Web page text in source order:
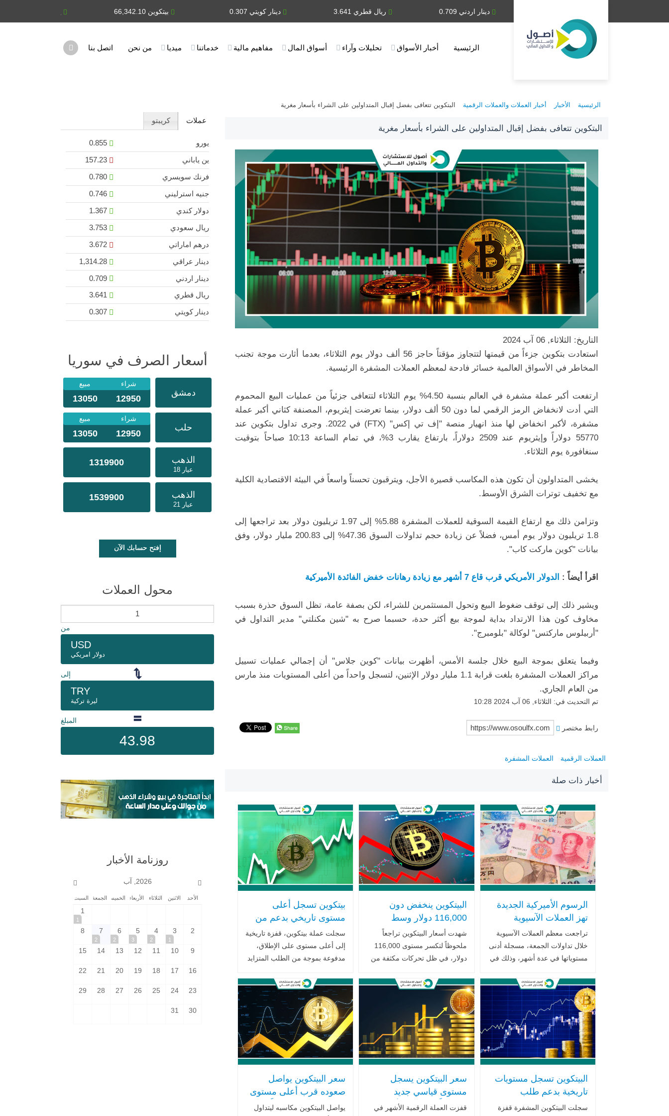
بيتكوين 66,342.10 يورو 0.855 دينار اردني 0.709 ريال قطري 3.641 دينار كويتي 0.307
الرئيسية أخبار الأسواق تحليلات وآراء أسواق المال مفاهيم مالية خدماتنا ميديا من نحن اتصل بنا
الرئيسية الأخبار أخبار العملات والعملات الرقمية البتكوين تتعافى بفضل إقبال المتداولين على الشراء بأسعار مغرية
البتكوين تتعافى بفضل إقبال المتداولين على الشراء بأسعار مغرية
التاريخ: الثلاثاء, 06 آب 2024
استعادت بتكوين جزءاً من قيمتها لتتجاوز مؤقتاً حاجز 56 ألف دولار يوم الثلاثاء، بعدما أثارت موجة تجنب
المخاطر في الأسواق العالمية خسائر فادحة لمعظم العملات المشفرة الرئيسية.
ارتفعت أكبر عملة مشفرة في العالم بنسبة 4.50% يوم الثلاثاء لتتعافى جزئياً من عمليات البيع المحموم
التي أدت لانخفاض الرمز الرقمي لما دون 50 ألف دولار، بينما تعرضت إيثريوم، المصنفة كثاني أكبر عملة
مشفرة، لأكبر انخفاض لها منذ انهيار منصة "إف تي إكس" (FTX) في 2022. وجرى تداول بتكوين عند
55770 دولاراً وإيثريوم عند 2509 دولاراً، بارتفاع يقارب 3%، في تمام الساعة 10:13 صباحاً بتوقيت
سنغافورة يوم الثلاثاء.
يخشى المتداولون أن تكون هذه المكاسب قصيرة الأجل، ويترقبون تحسناً واسعاً في البيئة الاقتصادية الكلية
مع تخفيف توترات الشرق الأوسط.
وتزامن ذلك مع ارتفاع القيمة السوقية للعملات المشفرة 5.88% إلى 1.97 تريليون دولار بعد تراجعها إلى
1.8 تريليون دولار يوم أمس، فضلاً عن زيادة حجم تداولات السوق 47.36% إلى 200.83 مليار دولار، وفق
بيانات "كوين ماركت كاب".
اقرأ أيضاً : الدولار الأمريكي قرب قاع 7 أشهر مع زيادة رهانات خفض الفائدة الأميركية
ويشير ذلك إلى توقف ضغوط البيع وتحول المستثمرين للشراء، لكن بصفة عامة، تظل السوق حذرة بسبب
مخاوف كون هذا الارتداد بداية لموجة بيع أكثر حدة، حسبما صرح به "شين مكنلتي" مدير التداول في
"أربيلوس ماركتس" لوكالة "بلومبرج".
وفيما يتعلق بموجة البيع خلال جلسة الأمس، أظهرت بيانات "كوين جلاس" أن إجمالي عمليات تسييل
مراكز العملات المشفرة بلغت قرابة 1.1 مليار دولار الإثنين، لتسجل واحداً من أعلى المستويات منذ مارس
من العام الجاري.
تم التحديث في: الثلاثاء, 06 آب 2024 10:28
رابط مختصر
العملات الرقمية العملات المشفرة
أخبار ذات صلة
الرسوم الأميركية الجديدة
تهز العملات الآسيوية
وتدفعها لأدنى مستوياتها منذ
شهور
تراجعت معظم العملات الآسيوية
خلال تداولات الجمعة، مسجلة أدنى
مستوياتها في عدة أشهر، وذلك في
الإقليمية عالية المخاطر، بعد أن
فرضت الولايات المتحدة الأمريكية
.. اقرأ المزيد
البيتكوين ينخفض دون
116,000 دولار وسط
تحركات مؤسسية وترقب
تقرير تنظيمي أمريكي
مرتقب
شهدت أسعار البيتكوين تراجعاً
ملحوظاً لتكسر مستوى 116,000
دولار، في ظل تحركات مكثفة من
واستمرار حالة الحذر قبيل اجتماع
حاسم لمجلس الاحتياطي الفيدرالي
الأمريكي .. اقرأ المزيد
بيتكوين تسجل أعلى
مستوى تاريخي بدعم من
الطلب المؤسسي
والسياسات الداعمة لإدارة
ترامب
سجلت عملة بيتكوين، قفزة تاريخية
إلى أعلى مستوى على الإطلاق،
مدفوعة بموجة من الطلب المتزايد
والسياسات المؤيدة للعملات
المشفرة التي تتبناها إدارة .. اقرأ
المزيد
البيتكوين تسجل مستويات
تاريخية بدعم طلب
مؤسسي وسياسات ترامب
سجلت البيتكوين المشفرة قفزة
سعر البيتكوين يسجل
مستوى قياسي جديد
متجاوزاً حاجز 112 ألف
قفزت العملة الرقمية الأشهر في
سعر البيتكوين يواصل
صعوده قرب أعلى مستوى
على الإطلاق مدعوماً بتقدم
يواصل البيتكوين مكاسبه ليتداول
عملات كريبتو
يورو
ين ياباني
فرنك سويسري
جنيه استرليني
دولار كندي
ريال سعودي
درهم اماراتي
دينار عراقي
دينار اردني
ريال قطري
دينار كويتي
أسعار الصرف في سوريا
دمشق
شراء مبيع
12950
13050
حلب
شراء مبيع
12950
13050
الذهب
عيار 18
1319900
الذهب
عيار 21
1539900
إفتح حسابك الآن
محول العملات
من
USD
دولار امريكي
إلى
TRY
ليرة تركية
المبلغ
43.98
روزنامة الأخبار
2026, آب
الأحد الاثنين الثلاثاء الأربعاء الخميس الجمعة السبت
1
1
2
3
1
4
2
5
3
6
2
7
2
8
9
10
11
12
13
14
15
16
17
18
19
20
21
22
23
24
25
26
27
28
29
30
31